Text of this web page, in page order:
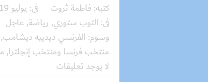
كتبه: فاطمة ثروت فى: يوليو 19, 2026
فى: التوب ستوري, رياضة, عاجل
وسوم: الفرنسي ديدييه ديشامب,
منتخب فرنسا ومنتخب إنجلترا,
لا يوجد تعليقات